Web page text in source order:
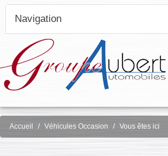
Navigation
Accueil Véhicules Occasion Vous êtes ici